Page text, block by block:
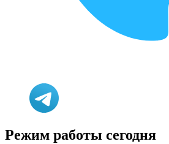
Режим работы сегодня